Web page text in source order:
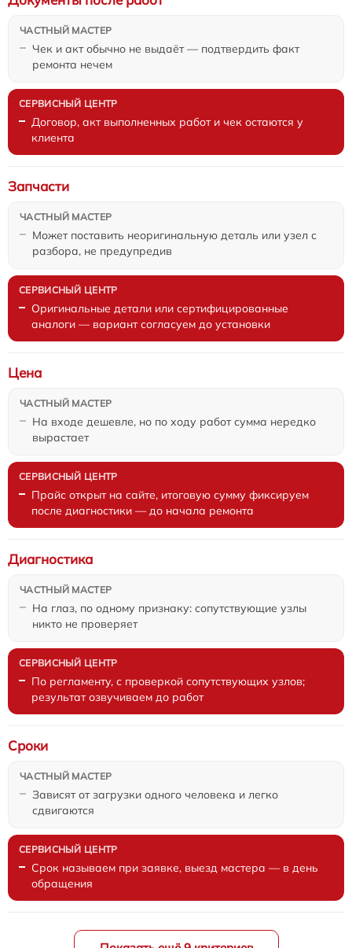
Чек и акт обычно не выдаёт — подтвердить факт
ремонта нечем
Договор, акт выполненных работ и чек остаются у
клиента
Может поставить неоригинальную деталь или узел с
разбора, не предупредив
Запчасти
Оригинальные детали или сертифицированные
аналоги — вариант согласуем до установки
На входе дешевле, но по ходу работ сумма нередко
вырастает
Цена
Прайс открыт на сайте, итоговую сумму фиксируем
после диагностики — до начала ремонта
На глаз, по одному признаку: сопутствующие узлы
никто не проверяет
Диагностика
По регламенту, с проверкой сопутствующих узлов;
результат озвучиваем до работ
Зависят от загрузки одного человека и легко
сдвигаются
Сроки
Срок называем при заявке, выезд мастера — в день
обращения